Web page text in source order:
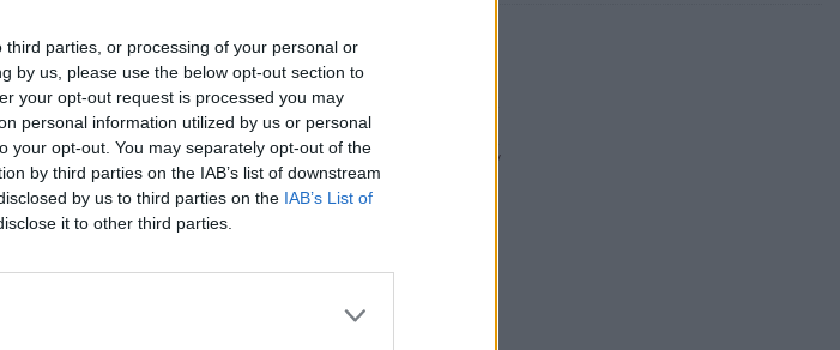
parties, or processing of your personal or
by us, please use the below opt-out section to
your opt-out request is processed you may
personal information utilized by us or personal
your opt-out. You may separately opt-out of the
by third parties on the IAB’s list of downstream
by us to third parties on the IAB’s List of
it to other third parties.
Eladó:Földváry Aukciósház
Weboldal: https://foldvaryaukcio.hu/